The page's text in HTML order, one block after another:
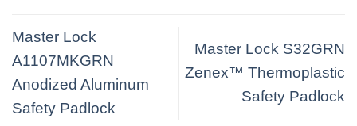
Master Lock
A1107MKGRN
Anodized Aluminum
Safety Padlock
Master Lock S32GRN
Zenex™ Thermoplastic
Safety Padlock